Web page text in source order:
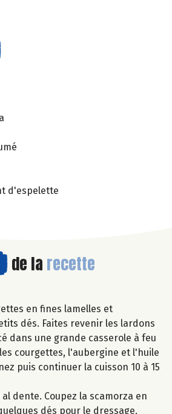
d'espelette
de la recette
en fines lamelles et
dés. Faites revenir les lardons
dans une grande casserole à feu
courgettes, l'aubergine et l'huile
puis continuer la cuisson 10 à 15
dente. Coupez la scamorza en
dés pour le dressage.